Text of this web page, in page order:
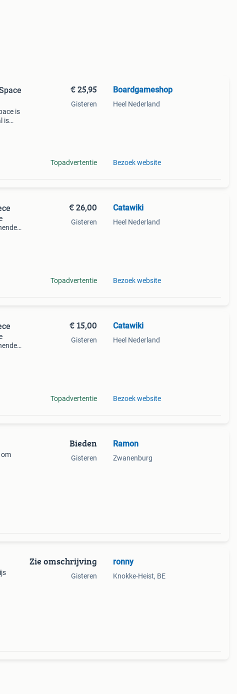
is
is
€ 25,95
Gisteren
Topadvertentie
Boardgameshop
Heel Nederland
Bezoek website
€ 26,00
Gisteren
Topadvertentie
Catawiki
Heel Nederland
Bezoek website
€ 15,00
Gisteren
Topadvertentie
Catawiki
Heel Nederland
Bezoek website
om
Bieden
Gisteren
Ramon
Zwanenburg
Zie omschrijving
Gisteren
ronny
Knokke-Heist, BE